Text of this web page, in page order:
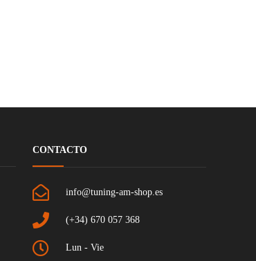
CONTACTO
info@tuning-am-shop.es
(+34) 670 057 368
Lun - Vie